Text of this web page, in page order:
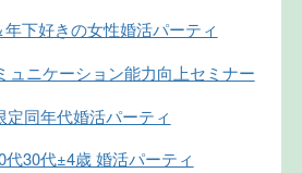
下好きの女性婚活パーティ
ュニケーション能力向上セミナー
定同年代婚活パーティ
30代±4歳 婚活パーティ